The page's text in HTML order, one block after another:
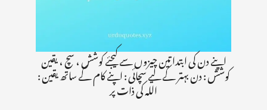
اپنے دن کی ابتدا تین چیزوں سے کیجئے کوشش ، سچ ، یقین
کوشش : دن بہتر کے لیے سچائی : اپنے کام کے ساتھ یقین :
الله کی ذات پر